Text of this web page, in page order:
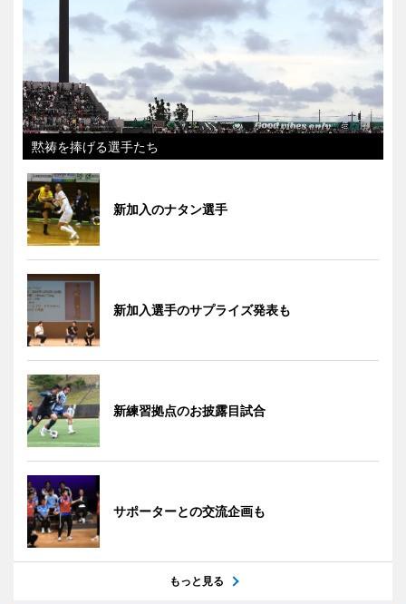
黙祷を捧げる選手たち
新加入のナタン選手
新加入選手のサプライズ発表も
新練習拠点のお披露目試合
サポーターとの交流企画も
もっと見る